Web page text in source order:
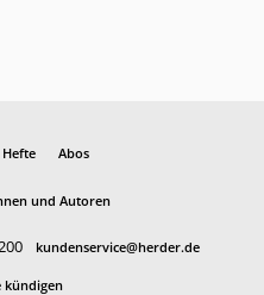
Hefte Abos
und Autoren
kundenservice@herder.de
kündigen